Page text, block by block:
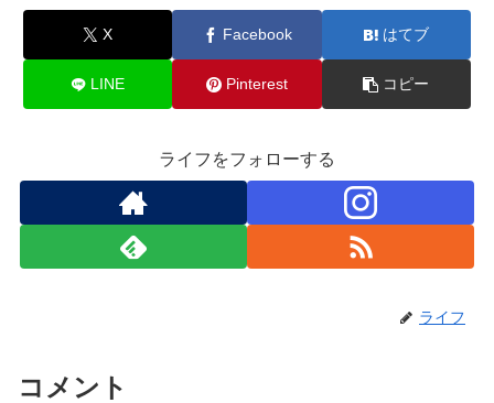
X Facebook はてブ
LINE Pinterest コピー
ライフをフォローする
ライフ
コメント